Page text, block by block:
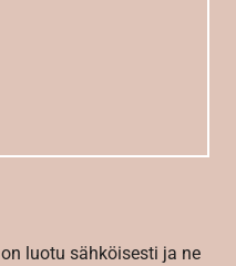
luotu sähköisesti ja ne